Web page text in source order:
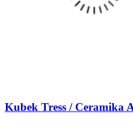
Kubek Tress / Ceramika